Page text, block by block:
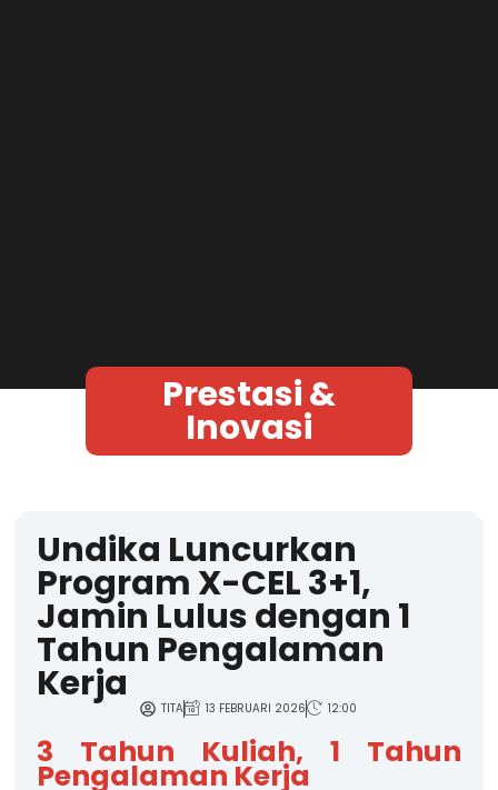
Prestasi &
Inovasi
Undika Luncurkan
Program X-CEL 3+1,
Jamin Lulus dengan 1
Tahun Pengalaman
Kerja
TITA 13 FEBRUARI 2026 12:00
3 Tahun Kuliah, 1 Tahun
Pengalaman Kerja